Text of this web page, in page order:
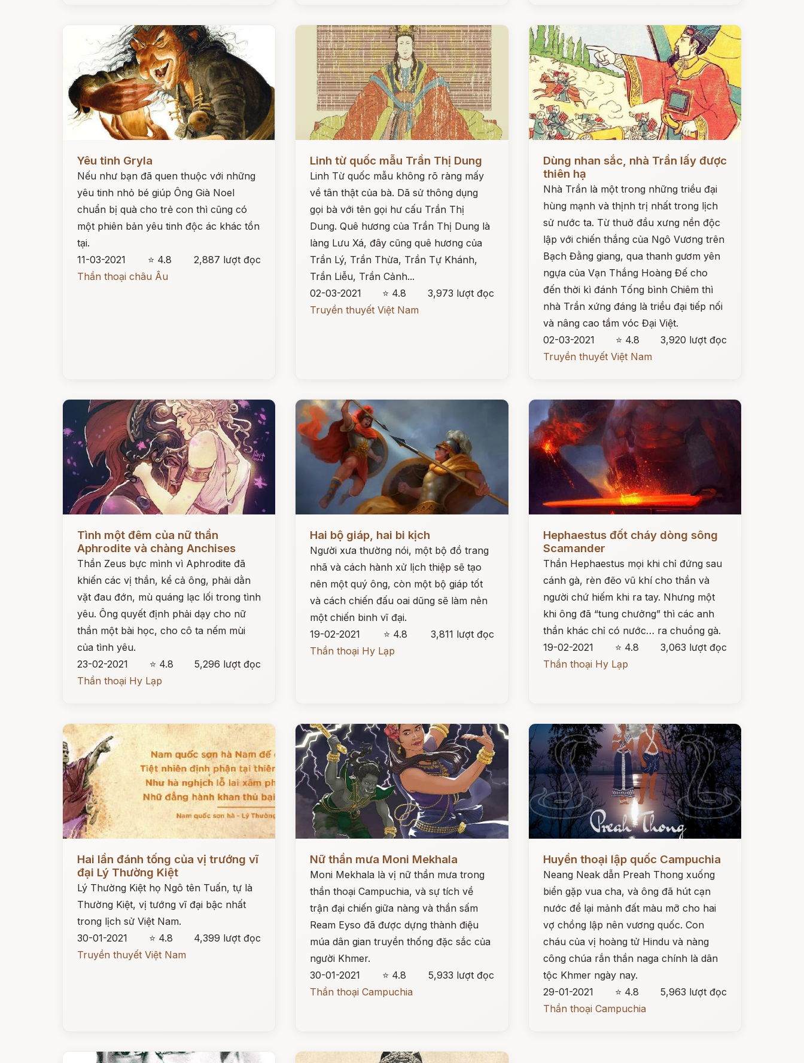
Yêu tinh Gryla
Nếu như bạn đã quen thuộc với những
yêu tinh nhỏ bé giúp Ông Già Noel
chuẩn bị quà cho trẻ con thì cũng có
một phiên bản yêu tinh độc ác khác tồn
tại.
11-03-2021
⭐ 4.8
2,887 lượt đọc
Thần thoại châu Âu
Linh từ quốc mẫu Trần Thị Dung
Linh Từ quốc mẫu không rõ ràng mấy
về tân thật của bà. Dã sử thông dụng
gọi bà với tên gọi hư cấu Trần Thị
Dung. Quê hương của Trần Thị Dung là
làng Lưu Xá, đây cũng quê hương của
Trần Lý, Trần Thừa, Trần Tự Khánh,
Trần Liễu, Trần Cảnh...
02-03-2021
⭐ 4.8
3,973 lượt đọc
Truyền thuyết Việt Nam
Dùng nhan sắc, nhà Trần lấy được
thiên hạ
Nhà Trần là một trong những triều đại
hùng mạnh và thịnh trị nhất trong lịch
sử nước ta. Từ thuở đầu xưng nền độc
lập với chiến thắng của Ngô Vương trên
Bạch Đằng giang, qua thanh gươm yên
ngựa của Vạn Thắng Hoàng Đế cho
đến thời kì đánh Tống bình Chiêm thì
nhà Trần xứng đáng là triều đại tiếp nối
và nâng cao tầm vóc Đại Việt.
02-03-2021
⭐ 4.8
3,920 lượt đọc
Truyền thuyết Việt Nam
Tình một đêm của nữ thần
Aphrodite và chàng Anchises
Thần Zeus bực mình vì Aphrodite đã
khiến các vị thần, kể cả ông, phải dằn
vặt đau đớn, mù quáng lạc lối trong tình
yêu. Ông quyết định phải dạy cho nữ
thần một bài học, cho cô ta nếm mùi
của tình yêu.
23-02-2021
⭐ 4.8
5,296 lượt đọc
Thần thoại Hy Lạp
Hai bộ giáp, hai bi kịch
Người xưa thường nói, một bộ đồ trang
nhã và cách hành xử lịch thiệp sẽ tạo
nên một quý ông, còn một bộ giáp tốt
và cách chiến đấu oai dũng sẽ làm nên
một chiến binh vĩ đại.
19-02-2021
⭐ 4.8
3,811 lượt đọc
Thần thoại Hy Lạp
Hephaestus đốt cháy dòng sông
Scamander
Thần Hephaestus mọi khi chỉ đứng sau
cánh gà, rèn đẽo vũ khí cho thần và
người chứ hiếm khi ra tay. Nhưng một
khi ông đã “tung chưởng” thì các anh
thần khác chỉ có nước… ra chuồng gà.
19-02-2021
⭐ 4.8
3,063 lượt đọc
Thần thoại Hy Lạp
Đọc ngay
Hai lần đánh tống của vị trướng vĩ
đại Lý Thường Kiệt
Lý Thường Kiệt họ Ngô tên Tuấn, tự là
Thường Kiệt, vị tướng vĩ đại bậc nhất
trong lịch sử Việt Nam.
30-01-2021
⭐ 4.8
4,399 lượt đọc
Truyền thuyết Việt Nam
Nữ thần mưa Moni Mekhala
Moni Mekhala là vị nữ thần mưa trong
thần thoại Campuchia, và sự tích về
trận đại chiến giữa nàng và thần sấm
Ream Eyso đã được dựng thành điệu
múa dân gian truyền thống đặc sắc của
người Khmer.
30-01-2021
⭐ 4.8
5,933 lượt đọc
Thần thoại Campuchia
Đọc ngay
Huyền thoại lập quốc Campuchia
Neang Neak dẫn Preah Thong xuống
biển gặp vua cha, và ông đã hút cạn
nước để lại mảnh đất màu mỡ cho hai
vợ chồng lập nên vương quốc. Con
cháu của vị hoàng tử Hindu và nàng
công chúa rắn thần naga chính là dân
tộc Khmer ngày nay.
29-01-2021
⭐ 4.8
5,963 lượt đọc
Thần thoại Campuchia